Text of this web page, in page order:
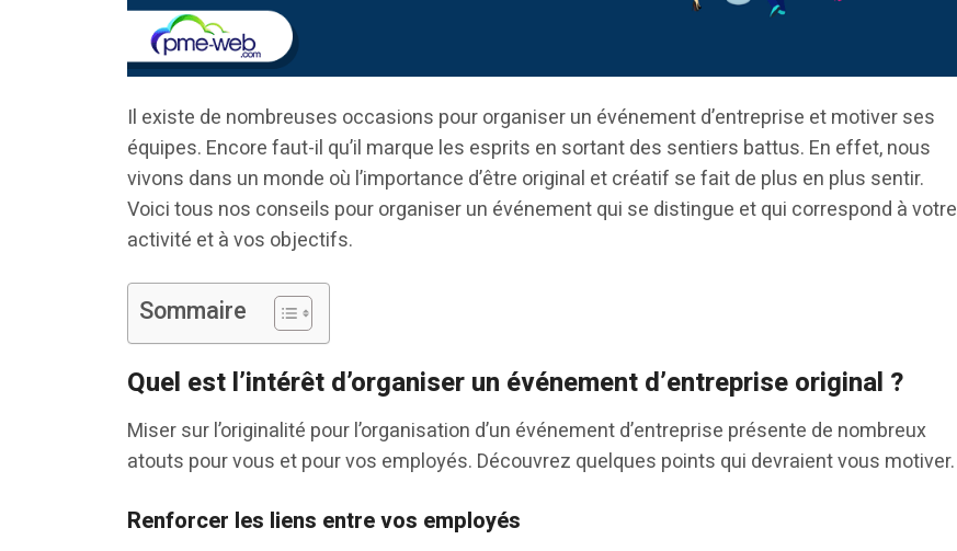
Il existe de nombreuses occasions pour organiser un événement d’entreprise et motiver ses
équipes. Encore faut-il qu’il marque les esprits en sortant des sentiers battus. En effet, nous
vivons dans un monde où l’importance d’être original et créatif se fait de plus en plus sentir.
Voici tous nos conseils pour organiser un événement qui se distingue et qui correspond à votre
activité et à vos objectifs.
Sommaire
Quel est l’intérêt d’organiser un événement d’entreprise original ?
Miser sur l’originalité pour l’organisation d’un événement d’entreprise présente de nombreux
atouts pour vous et pour vos employés. Découvrez quelques points qui devraient vous motiver.
Renforcer les liens entre vos employés